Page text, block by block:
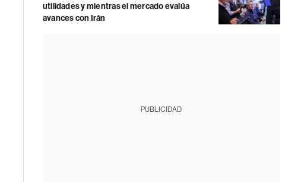
utilidades y mientras el mercado evalúa
avances con Irán
PUBLICIDAD